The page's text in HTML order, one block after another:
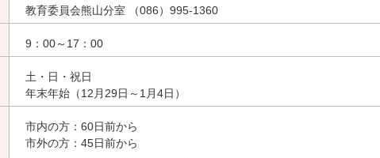
教育委員会熊山分室 （086）995-1360
9：00～17：00
土・日・祝日
年末年始（12月29日～1月4日）
市内の方：60日前から
市外の方：45日前から